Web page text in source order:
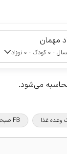
مهمان
می‌شود.
FB صبحانه + نهار + شام